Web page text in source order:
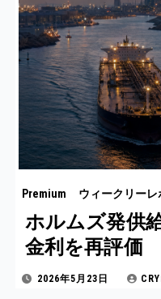
Premium ウィークリーレ
ホルムズ発供
金利を再評価
2026年5月23日